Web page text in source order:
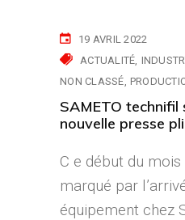
19 AVRIL 2022
ACTUALITÉ
NON CLASSÉ
SAMETO technifil
nouvelle presse
C e début du mois
marqué par
équipement chez